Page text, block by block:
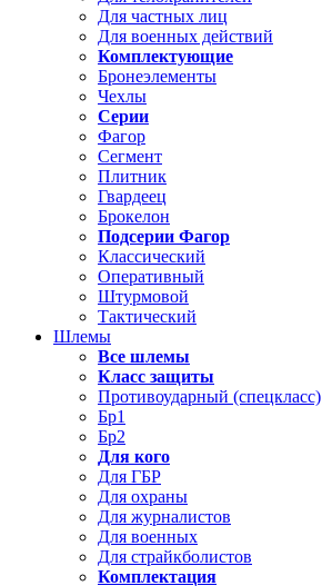
Для частных лиц
Для военных действий
Комплектующие
Бронеэлементы
Чехлы
Серии
Фагор
Сегмент
Плитник
Гвардеец
Брокелон
Подсерии Фагор
Классический
Оперативный
Штурмовой
Тактический
Шлемы
Все шлемы
Класс защиты
Противоударный (спецкласс)
Бр1
Бр2
Для кого
Для ГБР
Для охраны
Для журналистов
Для военных
Для страйкболистов
Комплектация